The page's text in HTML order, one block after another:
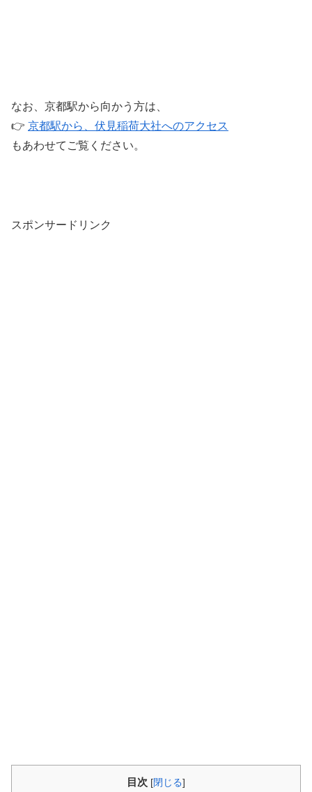
なお、京都駅から向かう方は、
👉 京都駅から、伏見稲荷大社へのアクセス
もあわせてご覧ください。
スポンサードリンク
目次 [閉じる]